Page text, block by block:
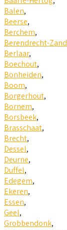
Balen,
Beerse,
Berchem,
Berendrecht-
Berlaar,
Boechout,
Bonheiden,
Boom,
Borgerhout,
Bornem,
Borsbeek,
Brasschaat,
Brecht,
Dessel,
Deurne,
Duffel,
Edegem,
Ekeren,
Essen,
Geel,
Grobbendonk,